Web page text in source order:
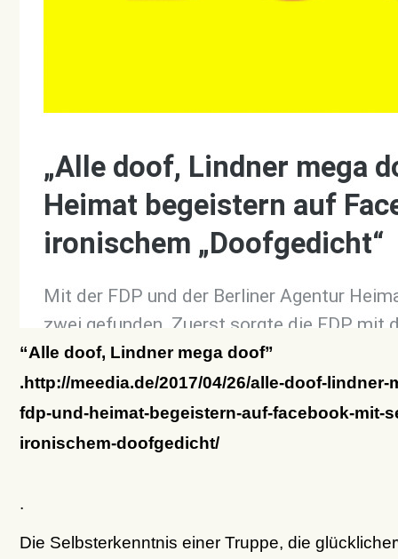
“Alle doof, Lindner mega doof”
.http://meedia.de/2017/04/26/alle-doof-lindner-
fdp-und-heimat-begeistern-auf-facebook-mit-
ironischem-doofgedicht/
.
Die Selbsterkenntnis einer Truppe, die